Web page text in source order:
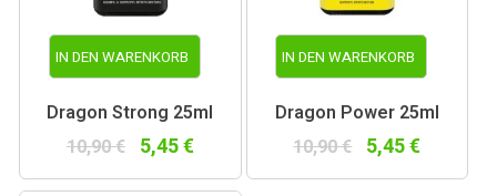
IN DEN WARENKORB
Dragon Strong 25ml
10,90 € 5,45 €
IN DEN WARENKORB
Dragon Power 25ml
10,90 € 5,45 €